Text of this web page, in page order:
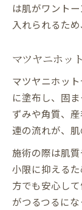
は肌がワント
入れられるた
マツヤニホッ
マツヤニホッ
に塗布し、固
ずみや角質、
連の流れが、肌
施術の際は肌
小限に抑える
方でも安心し
がつるつるに